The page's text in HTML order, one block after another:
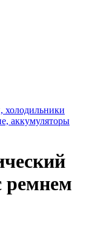
холодильники
аккумуляторы
ремнем